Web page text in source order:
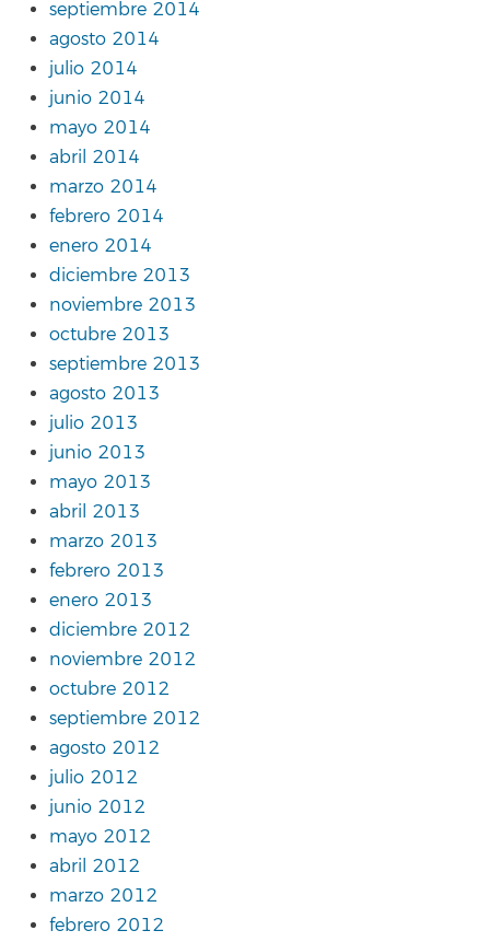
septiembre 2014
agosto 2014
julio 2014
junio 2014
mayo 2014
abril 2014
marzo 2014
febrero 2014
enero 2014
diciembre 2013
noviembre 2013
octubre 2013
septiembre 2013
agosto 2013
julio 2013
junio 2013
mayo 2013
abril 2013
marzo 2013
febrero 2013
enero 2013
diciembre 2012
noviembre 2012
octubre 2012
septiembre 2012
agosto 2012
julio 2012
junio 2012
mayo 2012
abril 2012
marzo 2012
febrero 2012